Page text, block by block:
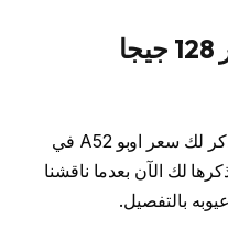
سعر اوبو A52 في مصر 128 جيجا
أعرف أنك تنتظر بفارغ الصبر أن أذكر لك سعر اوبو A52 في
لك الآن بعدما ناقشنا